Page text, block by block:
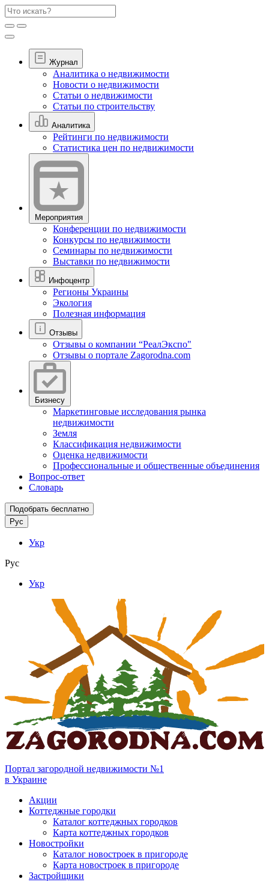
Журнал
Аналитика о недвижимости
Новости о недвижимости
Статьи о недвижимости
Статьи по строительству
Аналитика
Рейтинги по недвижимости
Статистика цен по недвижимости
Мероприятия
Конференции по недвижимости
Конкурсы по недвижимости
Семинары по недвижимости
Выставки по недвижимости
Инфоцентр
Регионы Украины
Экология
Полезная информация
Отзывы
Отзывы о компании “РеалЭкспо"
Отзывы о портале Zagorodna.com
Бизнесу
Маркетинговые исследования рынка
недвижимости
Земля
Классификация недвижимости
Оценка недвижимости
Профессиональные и общественные объединения
Вопрос-ответ
Словарь
Подобрать бесплатно
Рус
Укр
Рус
Укр
Портал загородной недвижимости №1
в Украине
Акции
Коттеджные городки
Каталог коттеджных городков
Карта коттеджных городков
Новостройки
Каталог новостроек в пригороде
Карта новостроек в пригороде
Застройщики